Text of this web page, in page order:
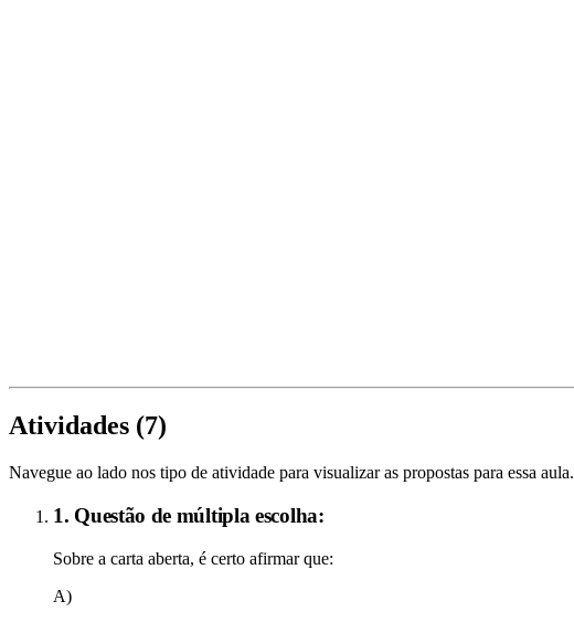
Atividades (7)
Navegue ao lado nos tipo de atividade para visualizar as propostas para essa aula.
1. Questão de múltipla escolha:
Sobre a carta aberta, é certo afirmar que:
A)